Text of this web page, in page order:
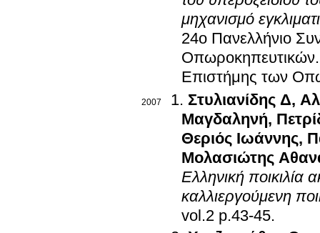
μηχανισμό
24ο Πανελλήνιο
Οπωροκηπευτικών
Επιστήμης των
2007 Στυλιανίδης Δ,
Μαγδαληνή,
Θεριός Ιωάννης,
Μολασιώτης
Ελληνική ποικιλία
καλλιεργούμενη
vol.2 p.43-45.